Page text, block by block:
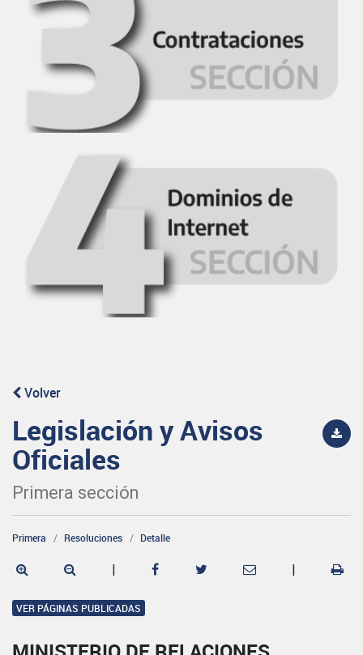
Volver
Legislación y Avisos
Oficiales
Primera sección
Primera Resoluciones Detalle
| |
VER PÁGINAS PUBLICADAS